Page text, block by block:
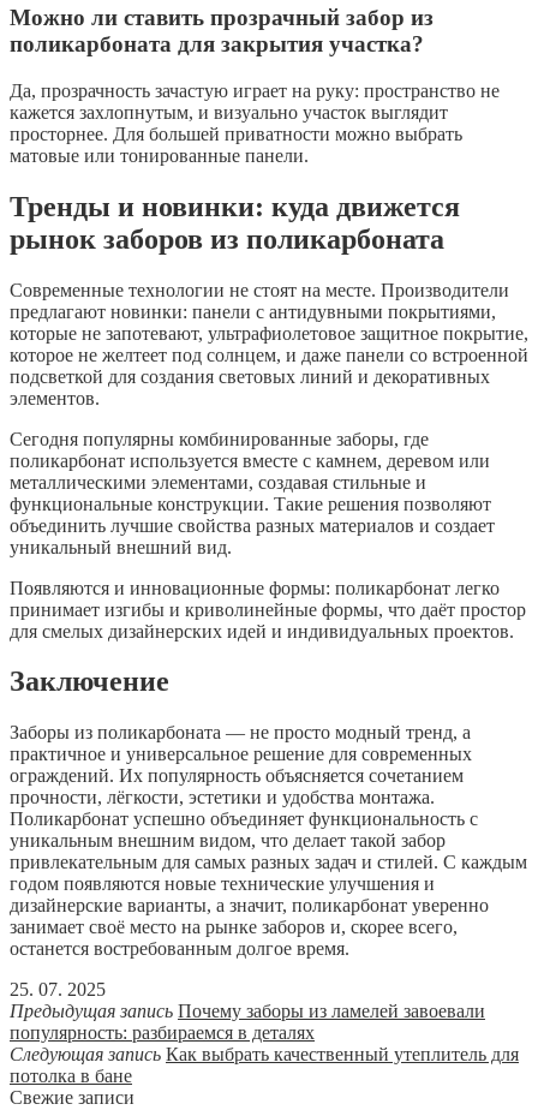
Можно ли ставить прозрачный забор из
поликарбоната для закрытия участка?
Да, прозрачность зачастую играет на руку: пространство не
кажется захлопнутым, и визуально участок выглядит
просторнее. Для большей приватности можно выбрать
матовые или тонированные панели.
Тренды и новинки: куда движется
рынок заборов из поликарбоната
Современные технологии не стоят на месте. Производители
предлагают новинки: панели с антидувными покрытиями,
которые не запотевают, ультрафиолетовое защитное покрытие,
которое не желтеет под солнцем, и даже панели со встроенной
подсветкой для создания световых линий и декоративных
элементов.
Сегодня популярны комбинированные заборы, где
поликарбонат используется вместе с камнем, деревом или
металлическими элементами, создавая стильные и
функциональные конструкции. Такие решения позволяют
объединить лучшие свойства разных материалов и создает
уникальный внешний вид.
Появляются и инновационные формы: поликарбонат легко
принимает изгибы и криволинейные формы, что даёт простор
для смелых дизайнерских идей и индивидуальных проектов.
Заключение
Заборы из поликарбоната — не просто модный тренд, а
практичное и универсальное решение для современных
ограждений. Их популярность объясняется сочетанием
прочности, лёгкости, эстетики и удобства монтажа.
Поликарбонат успешно объединяет функциональность с
уникальным внешним видом, что делает такой забор
привлекательным для самых разных задач и стилей. С каждым
годом появляются новые технические улучшения и
дизайнерские варианты, а значит, поликарбонат уверенно
занимает своё место на рынке заборов и, скорее всего,
останется востребованным долгое время.
25. 07. 2025
Предыдущая запись Почему заборы из ламелей завоевали
популярность: разбираемся в деталях
Следующая запись Как выбрать качественный утеплитель для
потолка в бане
Свежие записи